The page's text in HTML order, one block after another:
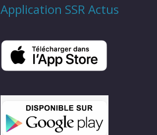
Application SSR Actus